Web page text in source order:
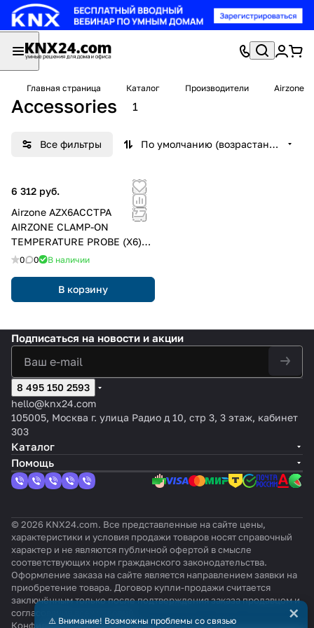
Главная страница Каталог Производители Airzone
Accessories 1
Все фильтры По умолчанию (возрастание)
6 312 руб.
Airzone AZX6ACCTPA
AIRZONE CLAMP-ON
TEMPERATURE PROBE (X6)
Устройство, позволяющее
установках Airzone
0 0 В наличии
В корзину
Подписаться на новости и акции
8 495 150 2593
hello@knx24.com
105005, Москва г. улица Радио д 10, стр 3, 3 этаж, кабинет
303
Каталог
Помощь
© 2026 KNX24.com. Все представленные на сайте цены,
характеристики и условия продажи товаров носят справочный
характер и не являются публичной офертой в смысле
соответствующих норм гражданского законодательства.
Оформление заказа на сайте является направлением заявки на
приобретение товара. Договор купли-продажи считается
заключённым только после подтверждения заказа продавцом и
согласования всех условий.
КонфиденциальностьОферта
⚠️ Внимание! Возможны проблемы со связью ×